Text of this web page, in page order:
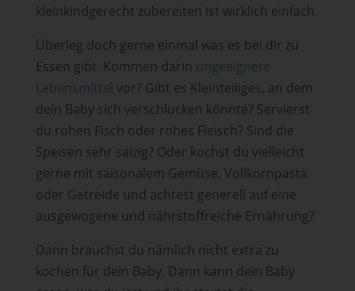
kleinkindgerecht zubereiten ist wirklich einfach.
Überleg doch gerne einmal was es bei dir zu
Essen gibt. Kommen darin ungeeignete
Lebensmittel vor? Gibt es Kleinteiliges, an dem
dein Baby sich verschlucken könnte? Servierst
du rohen Fisch oder rohes Fleisch? Sind die
Speisen sehr salzig? Oder kochst du vielleicht
gerne mit saisonalem Gemüse, Vollkornpasta
oder Getreide und achtest generell auf eine
ausgewogene und nährstoffreiche Ernährung?
Dann brauchst du nämlich nicht extra zu
kochen für dein Baby. Dann kann dein Baby